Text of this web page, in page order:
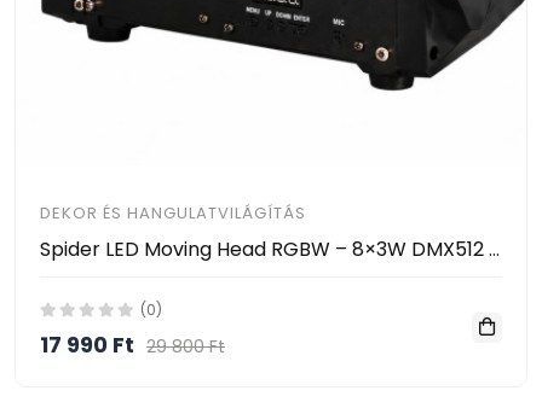
DEKOR ÉS HANGULATVILÁGÍTÁS
Spider LED Moving Head RGBW – 8×3W DMX512 Zenevezérelt LED Színpadi Fény HAYAMI KL25-120
(0)
17 990 Ft 29 800 Ft